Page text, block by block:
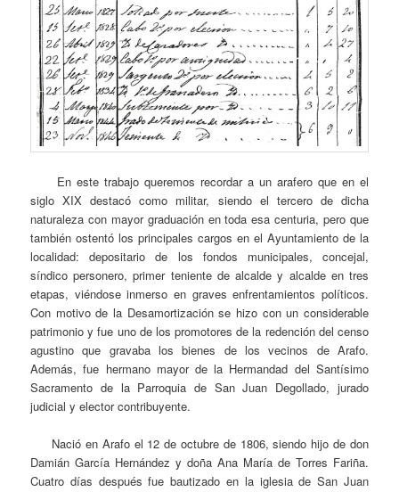
En este trabajo queremos recordar a un arafero que en el
siglo XIX destacó como militar, siendo el tercero de dicha
naturaleza con mayor graduación en toda esa centuria, pero que
también ostentó los principales cargos en el Ayuntamiento de la
localidad: depositario de los fondos municipales, concejal,
síndico personero, primer teniente de alcalde y alcalde en tres
etapas, viéndose inmerso en graves enfrentamientos políticos.
Con motivo de la Desamortización se hizo con un considerable
patrimonio y fue uno de los promotores de la redención del censo
agustino que gravaba los bienes de los vecinos de Arafo.
Además, fue hermano mayor de la Hermandad del Santísimo
Sacramento de la Parroquia de San Juan Degollado, jurado
judicial y elector contribuyente.
Nació en Arafo el 12 de octubre de 1806, siendo hijo de don
Damián García Hernández y doña Ana María de Torres Fariña.
Cuatro días después fue bautizado en la iglesia de San Juan